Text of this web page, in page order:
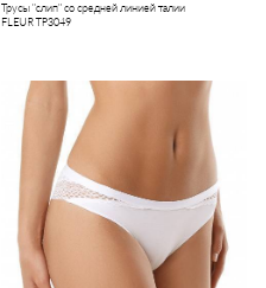
Трусы "слип" со средней линией талии
FLEUR TP3049